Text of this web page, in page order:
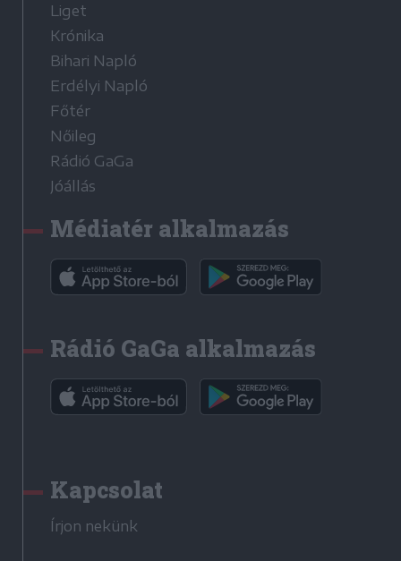
Liget
Krónika
Bihari Napló
Erdélyi Napló
Főtér
Nőileg
Rádió GaGa
Jóállás
Médiatér alkalmazás
Rádió GaGa alkalmazás
Kapcsolat
Írjon nekünk